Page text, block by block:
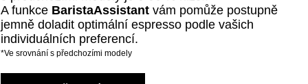
A funkce BaristaAssistant vám pomůže postupně
jemně doladit optimální espresso podle vašich
individuálních preferencí.
*Ve srovnání s předchozími modely